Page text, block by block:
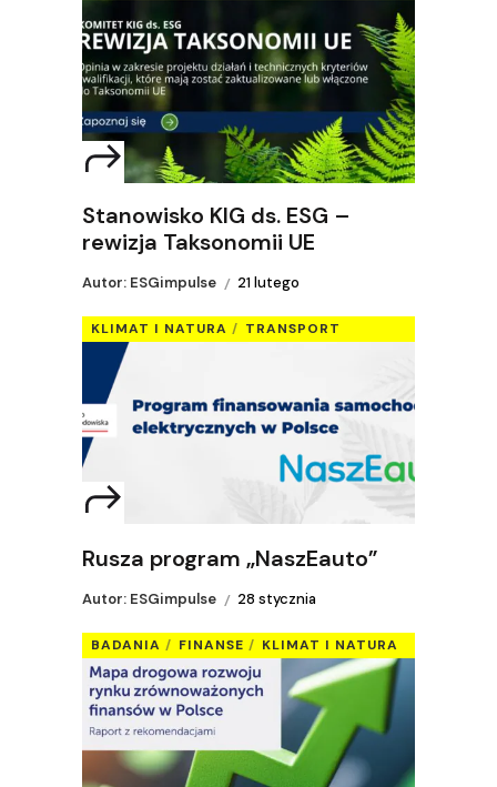
Stanowisko KIG ds. ESG –
rewizja Taksonomii UE
Autor: ESGimpulse 21 lutego
KLIMAT I NATURA TRANSPORT
Rusza program „NaszEauto”
Autor: ESGimpulse 28 stycznia
BADANIA FINANSE KLIMAT I NATURA